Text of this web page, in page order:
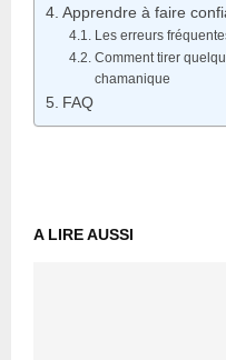
Apprendre à faire
Les erreurs
Comment tirer
chamanique
FAQ
A LIRE AUSSI